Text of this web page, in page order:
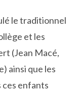
le traditionnel
et les
(Jean Macé,
ainsi que les
ces enfants